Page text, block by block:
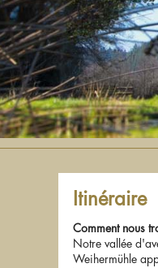
Itinéraire
Comment nous
Notre vallée
Weihermühle